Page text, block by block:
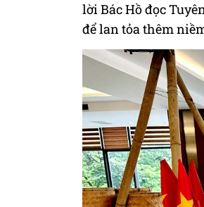
lời Bác Hồ đọc
để lan tỏa thêm